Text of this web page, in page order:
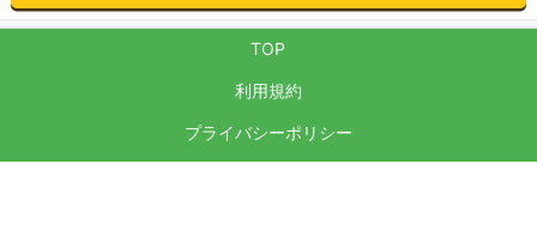
TOP
利用規約
プライバシーポリシー